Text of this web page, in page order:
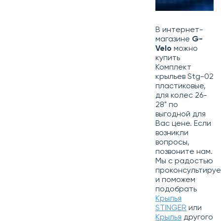
В интернет-
магазине G-
Velo можно
купить
Комплект
крыльев Stg-02
пластиковые,
для колес 26-
28" по
выгодной для
Вас цене. Если
возникли
вопросы,
позвоните нам.
Мы с радостью
и поможем
подобрать
Крылья
STINGER или
Крылья другого